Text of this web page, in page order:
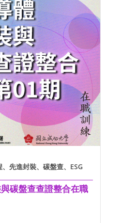
先進封裝、碳盤查、ESG
碳盤查查證整合在職